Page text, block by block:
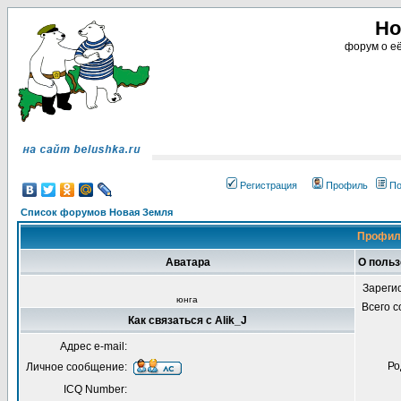
форум о
Регистрация Профиль
Список форумов Новая Земля
Аватара О
юнга
Всего
Как связаться с Alik_J
Адрес e-mail:
Личное сообщение:
ICQ Number: